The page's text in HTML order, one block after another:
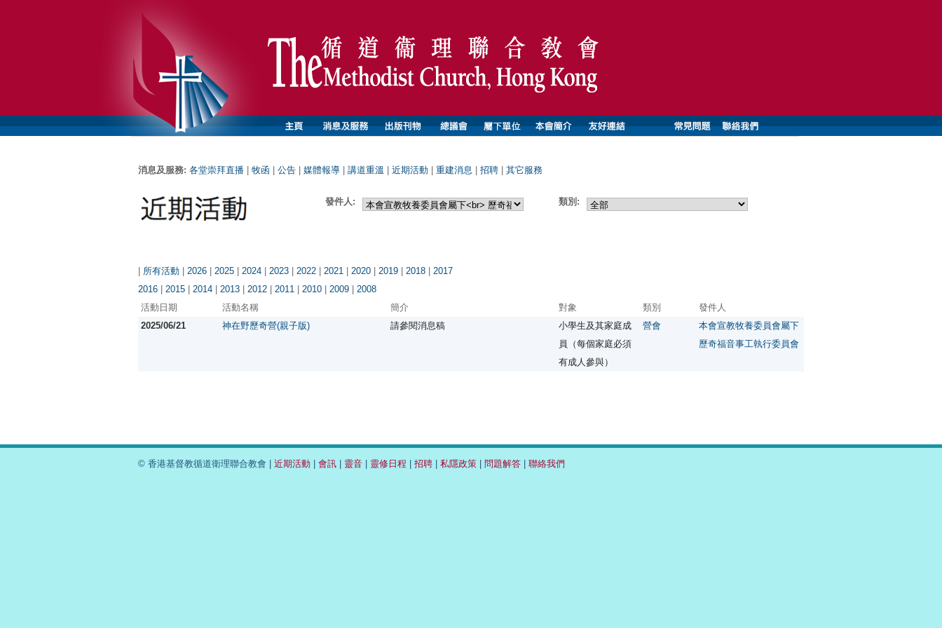
消息及服務: 各堂崇拜直播 牧函 公告 媒體報導 講道重溫 近期活動 重建消息 招聘 其它服務
發件人: 類別:
| 所有活動 | 2026 | 2025 | 2024 | 2023 | 2022 | 2021 | 2020 | 2019 | 2018 | 2017
2016 | 2015 | 2014 | 2013 | 2012 | 2011 | 2010 | 2009 | 2008
活動日期
活動名稱 簡介 對象 類別
發件人
2025/06/21
神在野歷奇營(親子版) 請參閱消息稿
小學生及其家庭成
員（每個家庭必須
有成人參與）
營會
本會宣教牧養委員會屬下
歷奇福音事工執行委員會
© 香港基督教循道衛理聯合教會 | 近期活動 | 會訊 | 靈音 | 靈修日程 | 招聘 | 私隱政策 | 問題解答 | 聯絡我們